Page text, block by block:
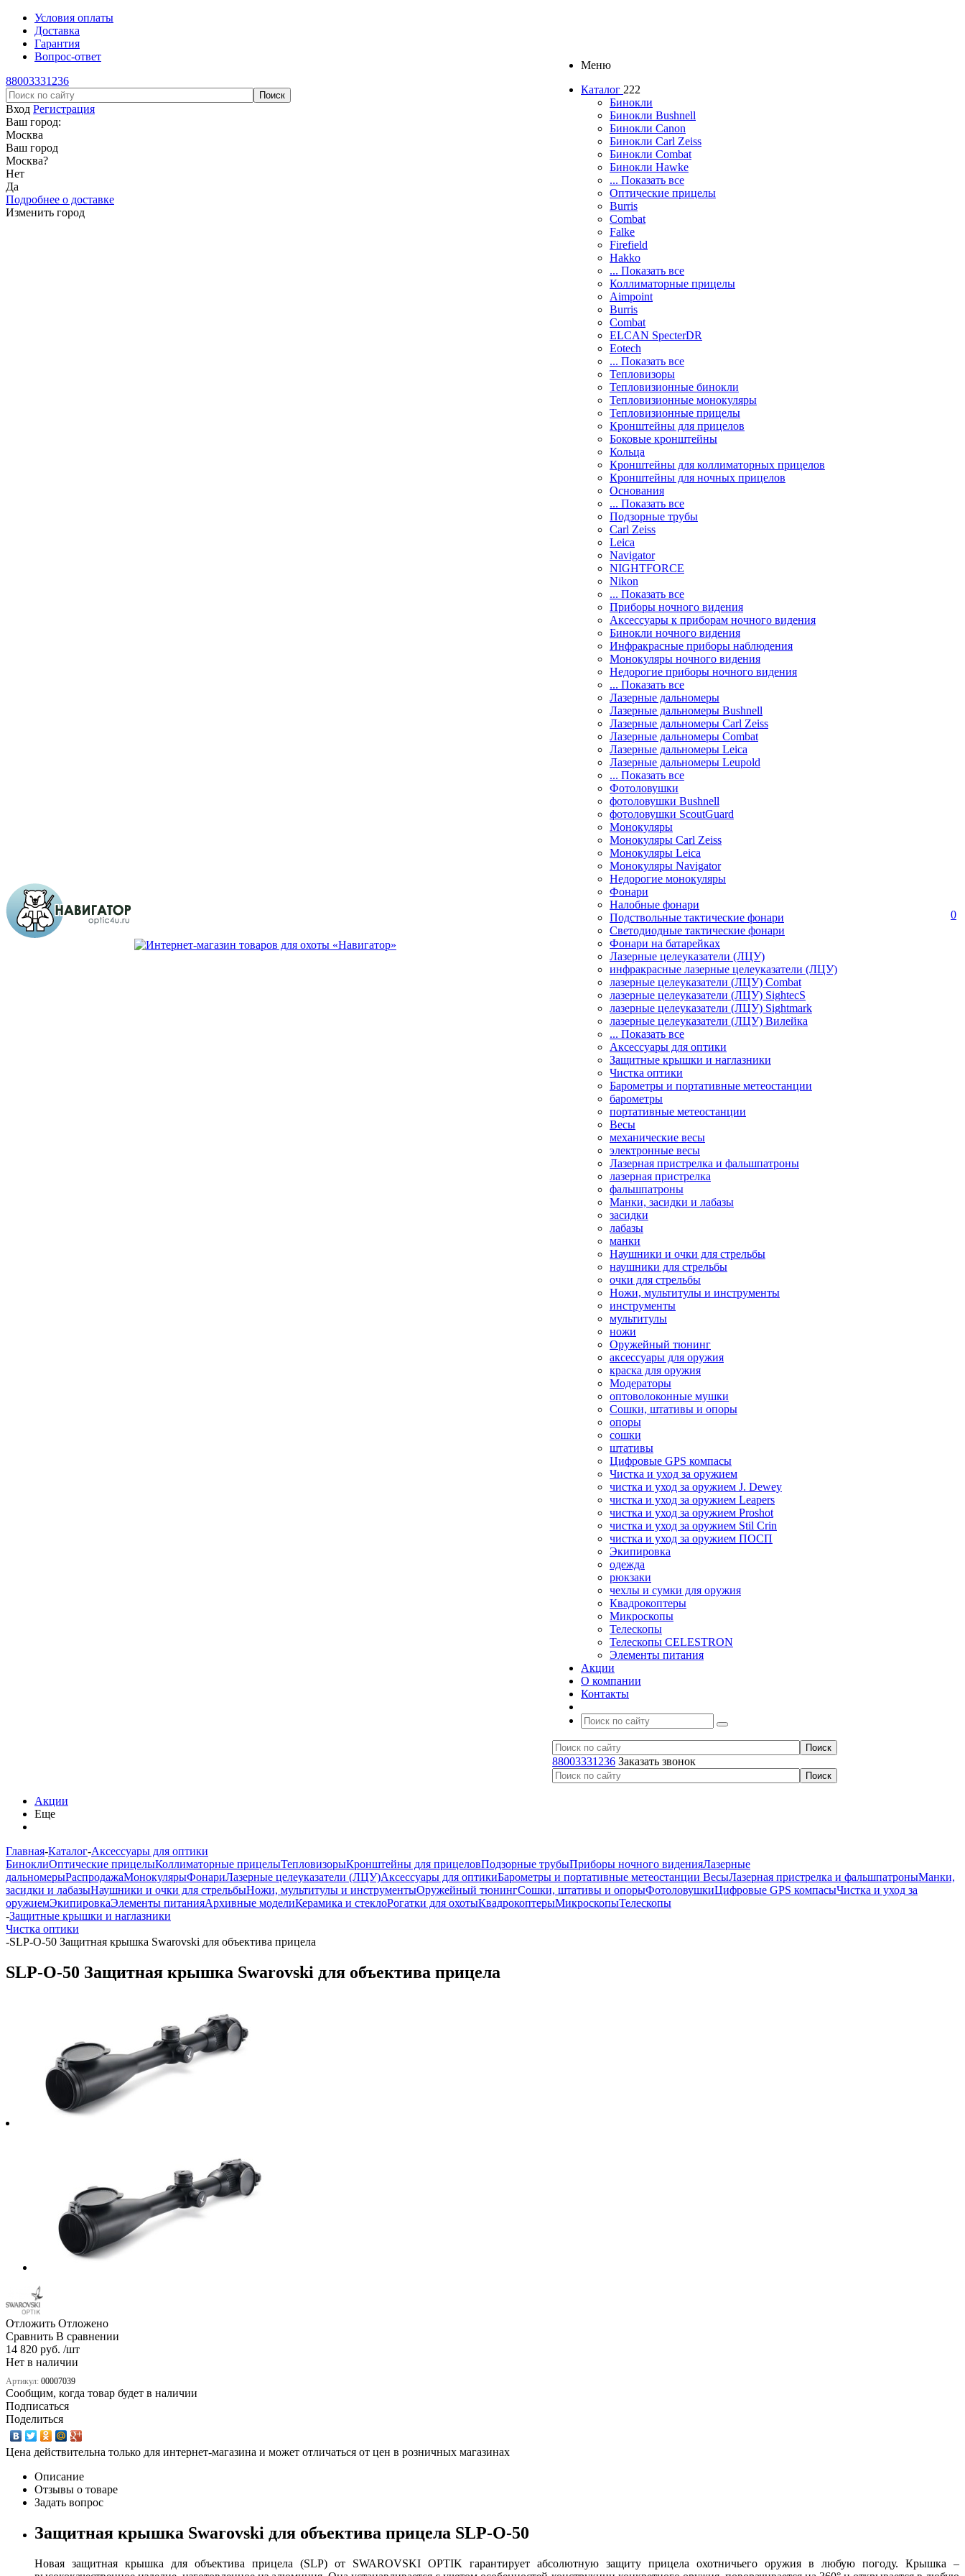
Условия оплаты
Доставка
Гарантия
Вопрос-ответ
88003331236
Вход Регистрация
Ваш город:
Москва
Ваш город
Москва?
Нет
Да
Подробнее о доставке
Изменить город
Меню
Каталог 222
Бинокли
Бинокли Bushnell
Бинокли Canon
Бинокли Carl Zeiss
Бинокли Combat
Бинокли Hawke
... Показать все
Оптические прицелы
Burris
Combat
Falke
Firefield
Hakko
... Показать все
Коллиматорные прицелы
Aimpoint
Burris
Combat
ELCAN SpecterDR
Eotech
... Показать все
Тепловизоры
Тепловизионные бинокли
Тепловизионные монокуляры
Тепловизионные прицелы
Кронштейны для прицелов
Боковые кронштейны
Кольца
Кронштейны для коллиматорных прицелов
Кронштейны для ночных прицелов
Основания
... Показать все
Подзорные трубы
Carl Zeiss
Leica
Navigator
NIGHTFORCE
Nikon
... Показать все
Приборы ночного видения
Аксессуары к приборам ночного видения
Бинокли ночного видения
Инфракрасные приборы наблюдения
Монокуляры ночного видения
Недорогие приборы ночного видения
... Показать все
Лазерные дальномеры
Лазерные дальномеры Bushnell
Лазерные дальномеры Carl Zeiss
Лазерные дальномеры Combat
Лазерные дальномеры Leica
Лазерные дальномеры Leupold
... Показать все
Фотоловушки
фотоловушки Bushnell
фотоловушки ScoutGuard
Монокуляры
Монокуляры Carl Zeiss
Монокуляры Leica
Монокуляры Navigator
Недорогие монокуляры
Фонари
Налобные фонари
Подствольные тактические фонари
Светодиодные тактические фонари
Фонари на батарейках
Лазерные целеуказатели (ЛЦУ)
инфракрасные лазерные целеуказатели (ЛЦУ)
лазерные целеуказатели (ЛЦУ) Combat
лазерные целеуказатели (ЛЦУ) SightecS
лазерные целеуказатели (ЛЦУ) Sightmark
лазерные целеуказатели (ЛЦУ) Вилейка
... Показать все
Аксессуары для оптики
Защитные крышки и наглазники
Чистка оптики
Барометры и портативные метеостанции
барометры
портативные метеостанции
Весы
механические весы
электронные весы
Лазерная пристрелка и фальшпатроны
лазерная пристрелка
фальшпатроны
Манки, засидки и лабазы
засидки
лабазы
манки
Наушники и очки для стрельбы
наушники для стрельбы
очки для стрельбы
Ножи, мультитулы и инструменты
инструменты
мультитулы
ножи
Оружейный тюнинг
аксессуары для оружия
краска для оружия
Модераторы
оптоволоконные мушки
Сошки, штативы и опоры
опоры
сошки
штативы
Цифровые GPS компасы
Чистка и уход за оружием
чистка и уход за оружием J. Dewey
чистка и уход за оружием Leapers
чистка и уход за оружием Proshot
чистка и уход за оружием Stil Crin
чистка и уход за оружием ПОСП
Экипировка
одежда
рюкзаки
чехлы и сумки для оружия
Квадрокоптеры
Микроскопы
Телескопы
Телескопы CELESTRON
Элементы питания
Акции
О компании
Контакты
88003331236 Заказать звонок
0
Акции
Еще
Главная-Каталог-Аксессуары для оптики
БиноклиОптические прицелыКоллиматорные прицелыТепловизорыКронштейны для прицеловПодзорные трубыПриборы ночного виденияЛазерные
дальномерыРаспродажаМонокулярыФонариЛазерные целеуказатели (ЛЦУ)Аксессуары для оптикиБарометры и портативные метеостанции ВесыЛазерная пристрелка и фальшпатроныМанки,
засидки и лабазыНаушники и очки для стрельбыНожи, мультитулы и инструментыОружейный тюнингСошки, штативы и опорыФотоловушкиЦифровые GPS компасыЧистка и уход за
оружиемЭкипировкаЭлементы питанияАрхивные моделиКерамика и стеклоРогатки для охотыКвадрокоптерыМикроскопыТелескопы
-Защитные крышки и наглазники
Чистка оптики
-SLP-O-50 Защитная крышка Swarovski для объектива прицела
SLP-O-50 Защитная крышка Swarovski для объектива прицела
Отложить Отложено
Сравнить В сравнении
14 820 руб. /шт
Нет в наличии
Артикул: 00007039
Сообщим, когда товар будет в наличии
Подписаться
Поделиться
Цена действительна только для интернет-магазина и может отличаться от цен в розничных магазинах
Описание
Отзывы о товаре
Задать вопрос
Защитная крышка Swarovski для объектива прицела SLP-O-50
Новая защитная крышка для объектива прицела (SLP) от SWAROVSKI OPTIK гарантирует абсолютную защиту прицела охотничьего оружия в любую погоду. Крышка –